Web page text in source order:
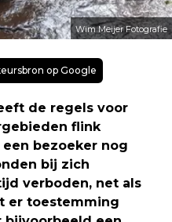
Wim Meijer Fotografie
op Google
de regels voor
flink
bezoeker nog
bij zich
verboden, net als
er toestemming